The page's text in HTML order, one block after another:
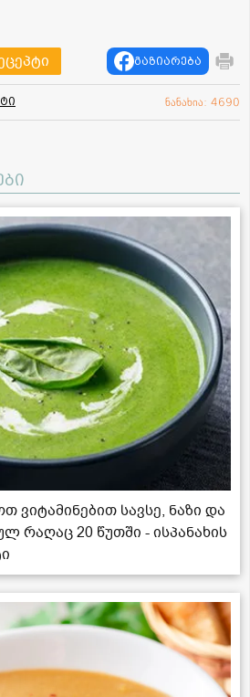
გაზიარება
ნანახია: 4690
სავსე, ნაზი და
რაღაც 20 წუთში - ისპანახის